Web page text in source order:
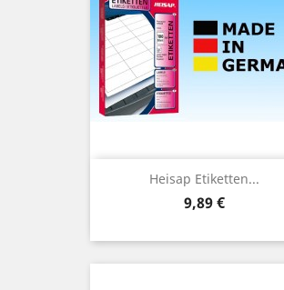
Heisap Etiketten...
Preis
9,89 €